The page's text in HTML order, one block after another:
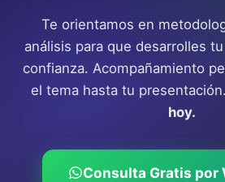
Te orientamos en
análisis para que desarrolles
confianza. Acompañamiento
el tema hasta tu presentación.
hoy.
Consulta Gratis por